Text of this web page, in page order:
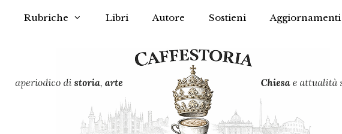
Rubriche Libri Autore Sostieni Aggiornamenti